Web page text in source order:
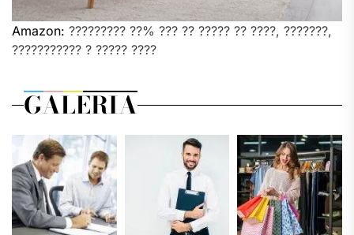
Amazon: ????????? ??% ??? ?? ????? ?? ????, ???????,
??????????? ? ????? ????
GALERIA